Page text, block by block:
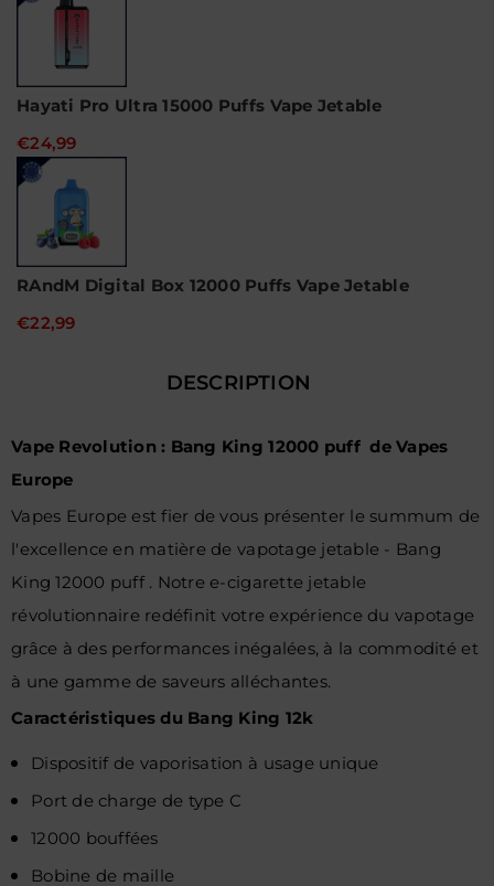
Hayati Pro Ultra 15000 Puffs Vape Jetable
€24,99
RAndM Digital Box 12000 Puffs Vape Jetable
€22,99
DESCRIPTION
Vape Revolution : Bang King 12000 puff de Vapes
Europe
Vapes Europe est fier de vous présenter le summum de
l'excellence en matière de vapotage jetable - Bang
King 12000 puff . Notre e-cigarette jetable
révolutionnaire redéfinit votre expérience du vapotage
grâce à des performances inégalées, à la commodité et
à une gamme de saveurs alléchantes.
Caractéristiques du Bang King 12k
Dispositif de vaporisation à usage unique
Port de charge de type C
12000 bouffées
Bobine de maille